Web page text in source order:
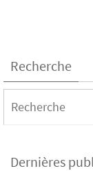
Recherche
Dernières